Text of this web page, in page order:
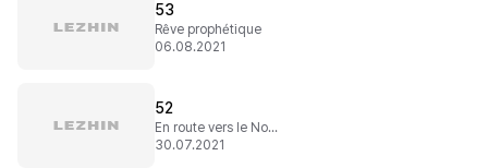
53
Rêve prophétique
06.08.2021
52
En route vers le Nord
30.07.2021